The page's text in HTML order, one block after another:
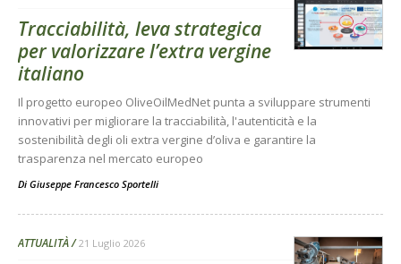
Tracciabilità, leva strategica
per valorizzare l’extra vergine
italiano
Il progetto europeo OliveOilMedNet punta a sviluppare strumenti
innovativi per migliorare la tracciabilità, l'autenticità e la
sostenibilità degli oli extra vergine d’oliva e garantire la
trasparenza nel mercato europeo
Di Giuseppe Francesco Sportelli
ATTUALITÀ 21 Luglio 2026